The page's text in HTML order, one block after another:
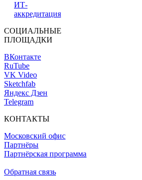
ИТ-
аккредитация
СОЦИАЛЬНЫЕ
ПЛОЩАДКИ
ВКонтакте
RuTube
VK Video
Sketchfab
Яндекс Дзен
Telegram
КОНТАКТЫ
Московский офис
Партнёры
Партнёрская программа
Обратная связь